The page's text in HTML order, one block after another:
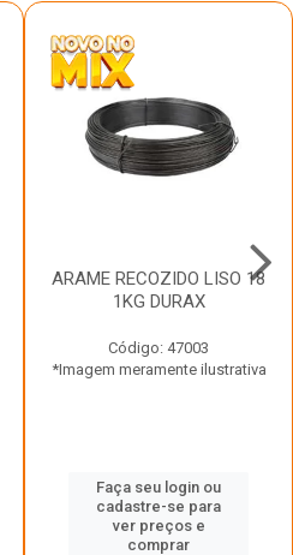
ARAME RECOZIDO LISO 18
1KG DURAX
Código: 47003
*Imagem meramente ilustrativa
Faça seu login ou
cadastre-se para
ver preços e
comprar